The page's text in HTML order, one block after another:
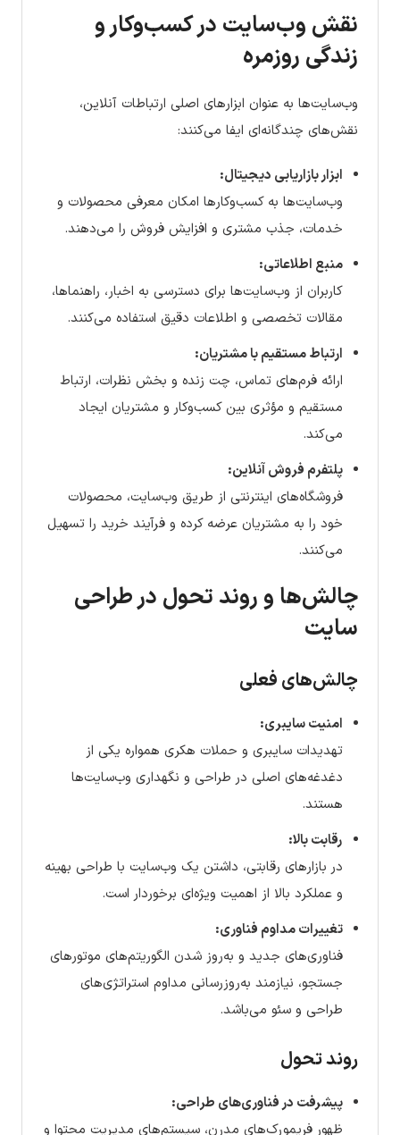
نقش وب‌سایت در کسب‌وکار و
زندگی روزمره
وب‌سایت‌ها به عنوان ابزارهای اصلی ارتباطات آنلاین،
نقش‌های چندگانه‌ای ایفا می‌کنند:
ابزار بازاریابی دیجیتال:
وب‌سایت‌ها به کسب‌وکارها امکان معرفی محصولات و
خدمات، جذب مشتری و افزایش فروش را می‌دهند.
منبع اطلاعاتی:
کاربران از وب‌سایت‌ها برای دسترسی به اخبار، راهنماها،
مقالات تخصصی و اطلاعات دقیق استفاده می‌کنند.
ارتباط مستقیم با مشتریان:
ارائه فرم‌های تماس، چت زنده و بخش نظرات، ارتباط
مستقیم و مؤثری بین کسب‌وکار و مشتریان ایجاد
می‌کند.
پلتفرم فروش آنلاین:
فروشگاه‌های اینترنتی از طریق وب‌سایت، محصولات
خود را به مشتریان عرضه کرده و فرآیند خرید را تسهیل
می‌کنند.
چالش‌ها و روند تحول در طراحی
سایت
چالش‌های فعلی
امنیت سایبری:
تهدیدات سایبری و حملات هکری همواره یکی از
دغدغه‌های اصلی در طراحی و نگهداری وب‌سایت‌ها
هستند.
رقابت بالا:
در بازارهای رقابتی، داشتن یک وب‌سایت با طراحی بهینه
و عملکرد بالا از اهمیت ویژه‌ای برخوردار است.
تغییرات مداوم فناوری:
فناوری‌های جدید و به‌روز شدن الگوریتم‌های موتورهای
جستجو، نیازمند به‌روزرسانی مداوم استراتژی‌های
طراحی و سئو می‌باشد.
روند تحول
پیشرفت در فناوری‌های طراحی:
ظهور فریمورک‌های مدرن، سیستم‌های مدیریت محتوا و